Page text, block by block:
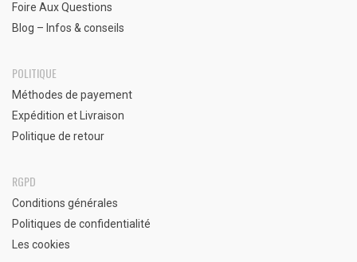
Foire Aux Questions
Blog – Infos & conseils
POLITIQUE
Méthodes de payement
Expédition et Livraison
Politique de retour
RGPD
Conditions générales
Politiques de confidentialité
Les cookies